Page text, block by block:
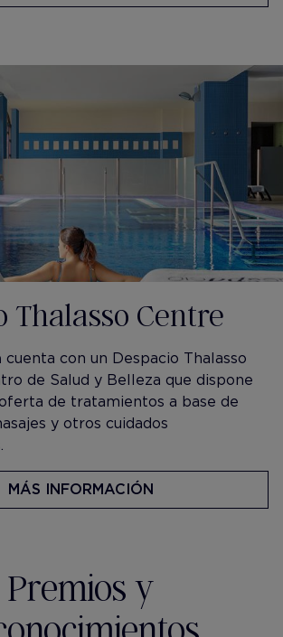
Thalasso Centre
cuenta con un Despacio Thalasso
de Salud y Belleza que dispone
de tratamientos a base de
y otros cuidados
MÁS INFORMACIÓN
Premios y